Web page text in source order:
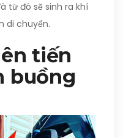
từ đó sẽ sinh ra khí
di chuyển.
tiến
buồng